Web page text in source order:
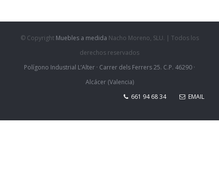
© Copyright Muebles a medida Nacho Moreno, SLU. | Todos los
derechos reservados
Polígono Industrial L’Alter · Carrer dels Ferrers 25. C.P. 46290 ·
Alcácer (Valencia)
661 94 68 34
EMAIL